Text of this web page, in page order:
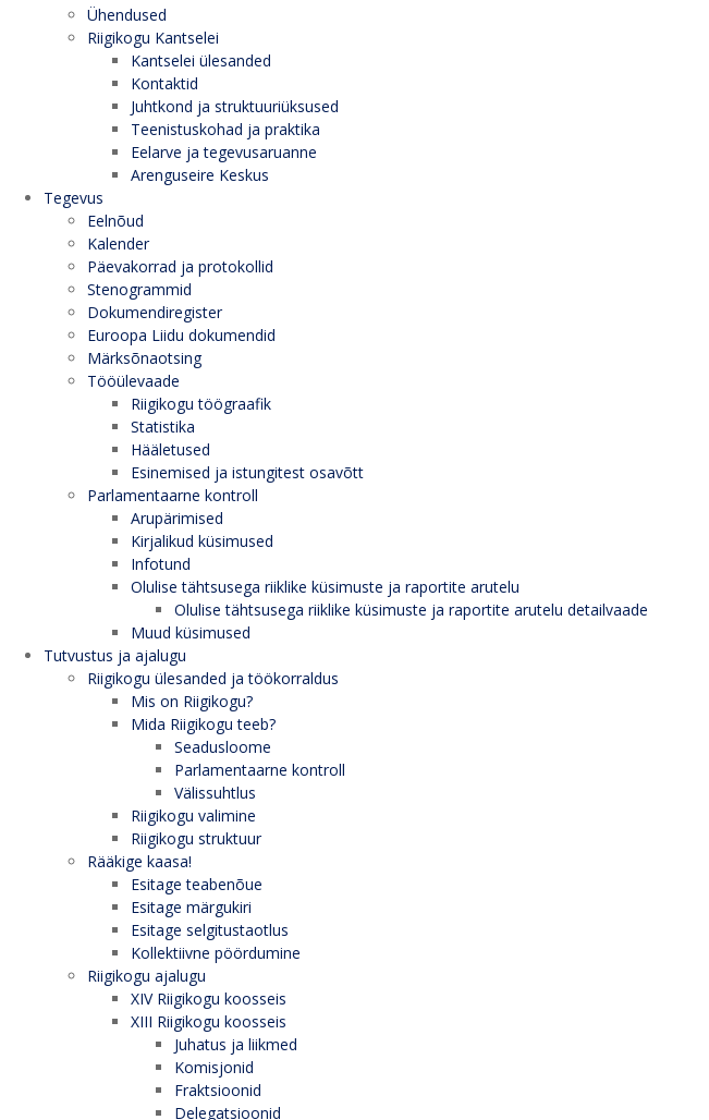
Ühendused
Riigikogu Kantselei
Kantselei ülesanded
Kontaktid
Juhtkond ja struktuuriüksused
Teenistuskohad ja praktika
Eelarve ja tegevusaruanne
Arenguseire Keskus
Tegevus
Eelnõud
Kalender
Päevakorrad ja protokollid
Stenogrammid
Dokumendiregister
Euroopa Liidu dokumendid
Märksõnaotsing
Tööülevaade
Riigikogu töögraafik
Statistika
Hääletused
Esinemised ja istungitest osavõtt
Parlamentaarne kontroll
Arupärimised
Kirjalikud küsimused
Infotund
Olulise tähtsusega riiklike küsimuste ja raportite arutelu
Olulise tähtsusega riiklike küsimuste ja raportite arutelu detailvaade
Muud küsimused
Tutvustus ja ajalugu
Riigikogu ülesanded ja töökorraldus
Mis on Riigikogu?
Mida Riigikogu teeb?
Seadusloome
Parlamentaarne kontroll
Välissuhtlus
Riigikogu valimine
Riigikogu struktuur
Rääkige kaasa!
Esitage teabenõue
Esitage märgukiri
Esitage selgitustaotlus
Kollektiivne pöördumine
Riigikogu ajalugu
XIV Riigikogu koosseis
XIII Riigikogu koosseis
Juhatus ja liikmed
Komisjonid
Fraktsioonid
Delegatsioonid